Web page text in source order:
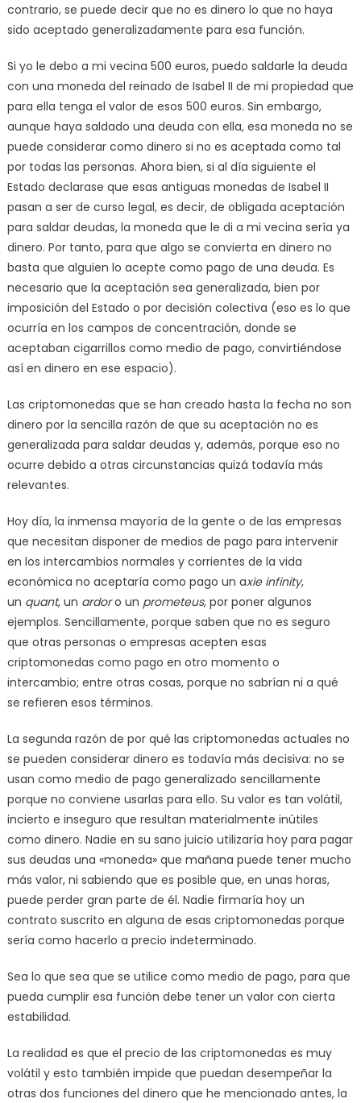
contrario, se puede decir que no es dinero lo que no haya
sido aceptado generalizadamente para esa función.
Si yo le debo a mi vecina 500 euros, puedo saldarle la deuda
con una moneda del reinado de Isabel II de mi propiedad que
para ella tenga el valor de esos 500 euros. Sin embargo,
aunque haya saldado una deuda con ella, esa moneda no se
puede considerar como dinero si no es aceptada como tal
por todas las personas. Ahora bien, si al día siguiente el
Estado declarase que esas antiguas monedas de Isabel II
pasan a ser de curso legal, es decir, de obligada aceptación
para saldar deudas, la moneda que le di a mi vecina sería ya
dinero. Por tanto, para que algo se convierta en dinero no
basta que alguien lo acepte como pago de una deuda. Es
necesario que la aceptación sea generalizada, bien por
imposición del Estado o por decisión colectiva (eso es lo que
ocurría en los campos de concentración, donde se
aceptaban cigarrillos como medio de pago, convirtiéndose
así en dinero en ese espacio).
Las criptomonedas que se han creado hasta la fecha no son
dinero por la sencilla razón de que su aceptación no es
generalizada para saldar deudas y, además, porque eso no
ocurre debido a otras circunstancias quizá todavía más
relevantes.
Hoy día, la inmensa mayoría de la gente o de las empresas
que necesitan disponer de medios de pago para intervenir
en los intercambios normales y corrientes de la vida
económica no aceptaría como pago un axie infinity,
un quant, un ardoro un prometeus, por poner algunos
ejemplos. Sencillamente, porque saben que no es seguro
que otras personas o empresas acepten esas
criptomonedas como pago en otro momento o
intercambio; entre otras cosas, porque no sabrían ni a qué
se refieren esos términos.
La segunda razón de por qué las criptomonedas actuales no
se pueden considerar dinero es todavía más decisiva: no se
usan como medio de pago generalizado sencillamente
porque no conviene usarlas para ello. Su valor es tan volátil,
incierto e inseguro que resultan materialmente inútiles
como dinero. Nadie en su sano juicio utilizaría hoy para pagar
sus deudas una «moneda» que mañana puede tener mucho
más valor, ni sabiendo que es posible que, en unas horas,
puede perder gran parte de él. Nadie firmaría hoy un
contrato suscrito en alguna de esas criptomonedas porque
sería como hacerlo a precio indeterminado.
Sea lo que sea que se utilice como medio de pago, para que
pueda cumplir esa función debe tener un valor con cierta
estabilidad.
La realidad es que el precio de las criptomonedas es muy
volátil y esto también impide que puedan desempeñar la
otras dos funciones del dinero que he mencionado antes, la